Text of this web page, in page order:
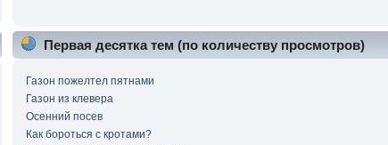
Первая десятка тем (по количеству просмотров)
Газон пожелтел пятнами
Газон из клевера
Осенний посев
Как бороться с кротами?